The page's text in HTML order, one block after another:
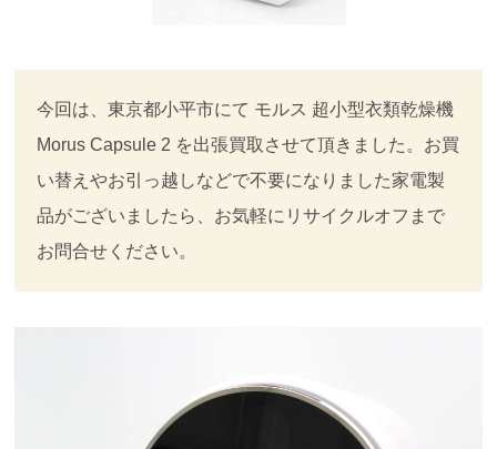
今回は、東京都小平市にて モルス 超小型衣類乾燥機
Morus Capsule 2 を出張買取させて頂きました。お買
い替えやお引っ越しなどで不要になりました家電製
品がございましたら、お気軽にリサイクルオフまで
お問合せください。